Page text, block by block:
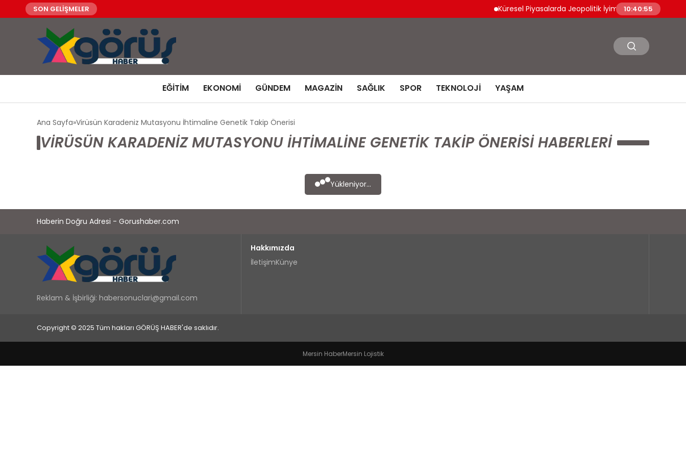
SON GELİŞMELER Küresel Piyasalarda Jeopolitik İyimserlik Varlık
10:40:55
EĞITIM EKONOMI GÜNDEM MAGAZIN SAĞLIK SPOR TEKNOLOJI YAŞAM
Ana Sayfa Virüsün Karadeniz Mutasyonu İhtimaline Genetik Takip Önerisi
VIRÜSÜN KARADENIZ MUTASYONU İHTIMALINE GENETIK TAKIP ÖNERISI HABERLERI
Yükleniyor...
Haberin Doğru Adresi - Gorushaber.com
Reklam & İşbirliği: habersonuclari@gmail.com
Hakkımızda
İletişimKünye
Copyright © 2025 Tüm hakları GÖRÜŞ HABER'de saklıdır.
Mersin HaberMersin Lojistik